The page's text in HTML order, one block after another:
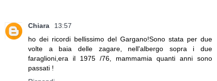
Chiara
13:57
ho dei ricordi bellissimo del Gargano!Sono stata per due
volte a baia delle zagare, nell'albergo sopra i due
faraglioni,era il 1975 /76, mammamia quanti anni sono
passati !